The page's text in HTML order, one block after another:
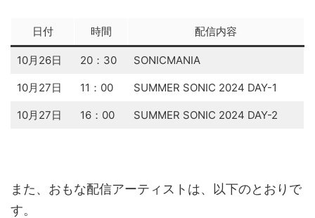
日付 時間 配信内容
10月26日 20：30 SONICMANIA
10月27日 11：00 SUMMER SONIC 2024 DAY-1
10月27日 16：00 SUMMER SONIC 2024 DAY-2
また、おもな配信アーティストは、以下のとおりで
す。